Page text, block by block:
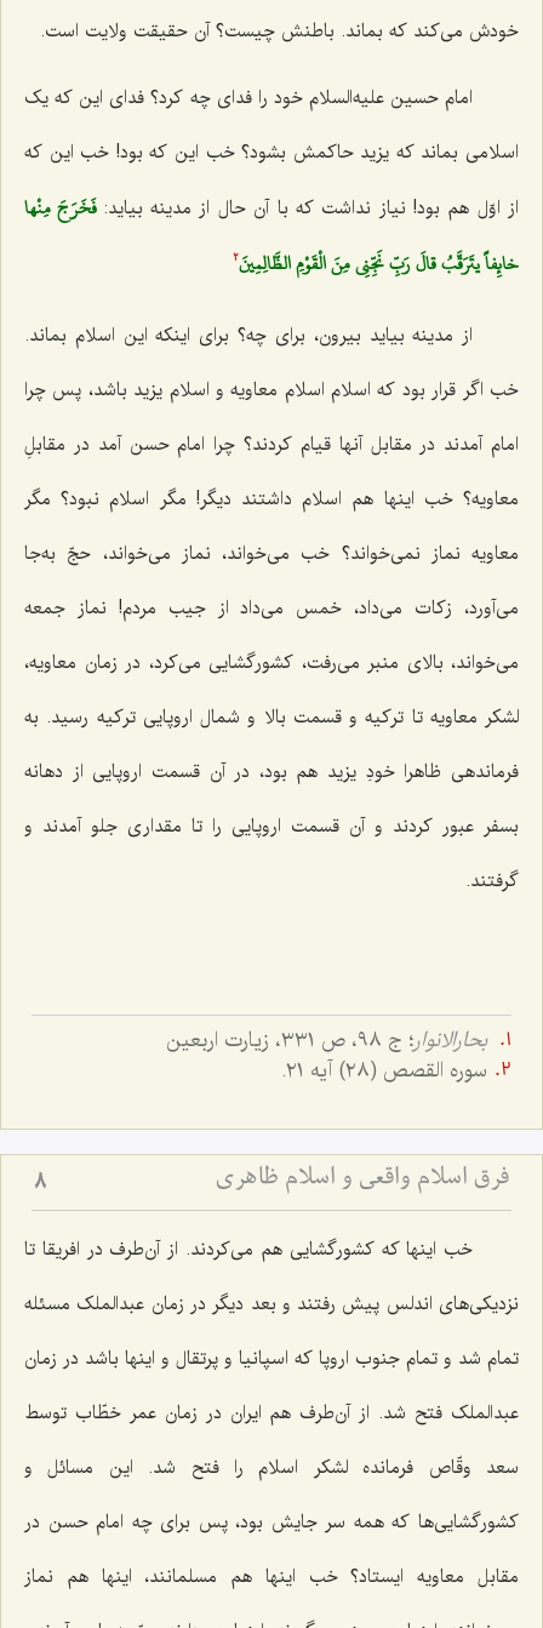
خودش می‌کند که بماند. باطنش چیست؟ آن حقیقت ولایت است.
امام حسین علیه‌السلام خود را فدای چه کرد؟ فدای این که یک
اسلامی بماند که یزید حاکمش بشود؟ خب این که بود! خب این که
از اوّل هم بود! نیاز نداشت که با آن حال از مدینه بیاید: فَخَرَجَ مِنْها
خائِفاً يتَرَقَّبُ قالَ رَبِّ نَجِّنِي مِنَ الْقَوْمِ الظَّالِمِينَ‌2
از مدینه بیاید بیرون، برای چه؟ برای اینکه این اسلام بماند.
خب اگر قرار بود که اسلام اسلام معاویه و اسلام یزید باشد، پس چرا
امام آمدند در مقابل آنها قیام کردند؟ چرا امام حسن آمد در مقابلِ
معاویه؟ خب اینها هم اسلام داشتند دیگر! مگر اسلام نبود؟ مگر
معاویه نماز نمی‌خواند؟ خب می‌خواند، نماز می‌خواند، حجّ به‌جا
می‌آورد، زکات می‌داد، خمس می‌داد از جیب مردم! نماز جمعه
می‌خواند، بالای منبر می‌رفت، کشورگشایی می‌کرد، در زمان معاویه،
لشکر معاویه تا ترکیه و قسمت بالا و شمال اروپایی ترکیه رسید. به
فرماندهی ظاهرا خودِ یزید هم بود، در آن قسمت اروپایی از دهانه
بسفر عبور کردند و آن قسمت اروپایی را تا مقداری جلو آمدند و
گرفتند.
بحارالانوار؛ ج ٩٨، ص ٣٣١، زيارت اربعين
سوره القصص (٢٨) آيه ٢١.
فرق اسلام واقعی و اسلام ظاهری 8
خب اینها که کشورگشایی هم می‌کردند. از آن‌طرف در افریقا تا
نزدیکی‌های اندلس پیش رفتند و بعد دیگر در زمان عبدالملک مسئله
تمام شد و تمام جنوب اروپا که اسپانیا و پرتقال و اینها باشد در زمان
عبدالملک فتح شد. از آن‌طرف هم ایران در زمان عمر خطّاب توسط
سعد وقّاص فرمانده لشکر اسلام را فتح شد. این مسائل و
کشورگشایی‌ها که همه سر جایش بود، پس برای چه امام حسن در
مقابل معاویه ایستاد؟ خب اینها هم مسلمانند، اینها هم نماز